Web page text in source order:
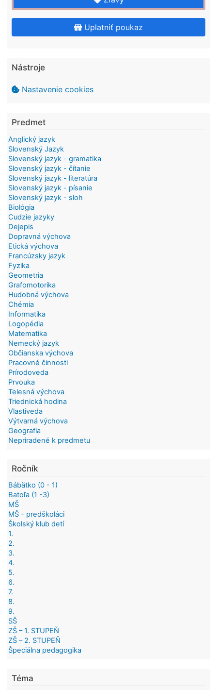
Uplatniť poukaz
Nástroje
Nastavenie cookies
Predmet
Anglický jazyk
Slovenský Jazyk
Slovenský jazyk - gramatika
Slovenský jazyk - čítanie
Slovenský jazyk - literatúra
Slovenský jazyk - písanie
Slovenský jazyk - sloh
Biológia
Cudzie jazyky
Dejepis
Dopravná výchova
Etická výchova
Francúzsky jazyk
Fyzika
Geometria
Grafomotorika
Hudobná výchova
Chémia
Informatika
Logopédia
Matematika
Nemecký jazyk
Občianska výchova
Pracovné činnosti
Prírodoveda
Prvouka
Telesná výchova
Triednická hodina
Vlastiveda
Výtvarná výchova
Geografia
Nepriradené k predmetu
Ročník
Bábätko (0 - 1)
Batoľa (1 -3)
MŠ
MŠ - predškoláci
Školský klub detí
1.
2.
3.
4.
5.
6.
7.
8.
9.
SŠ
ZŠ – 1. STUPEŇ
ZŠ – 2. STUPEŇ
Špeciálna pedagogika
Téma